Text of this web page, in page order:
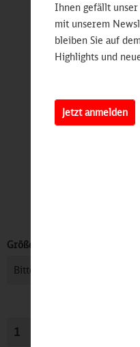
Größe:
Ihnen gefällt unser
mit unserem
bleiben Sie auf
Highlights und
Jetzt anmelden